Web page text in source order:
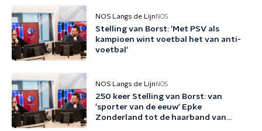
NOS Langs de Lijn NOS
Stelling van Borst: 'Met PSV als
kampioen wint voetbal het van anti-
voetbal'
NOS Langs de Lijn NOS
250 keer Stelling van Borst: van
'sporter van de eeuw' Epke
Zonderland tot de haarband van